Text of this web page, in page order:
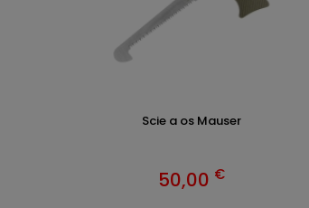
Scie a os Mauser
50,00 €